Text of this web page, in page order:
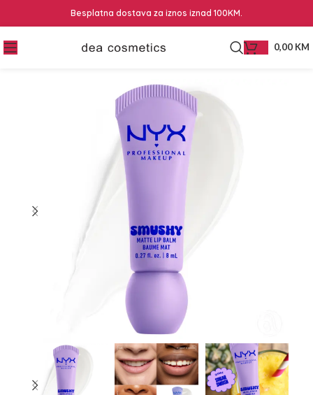
Besplatna dostava za iznos iznad 100KM.
0,00 KM